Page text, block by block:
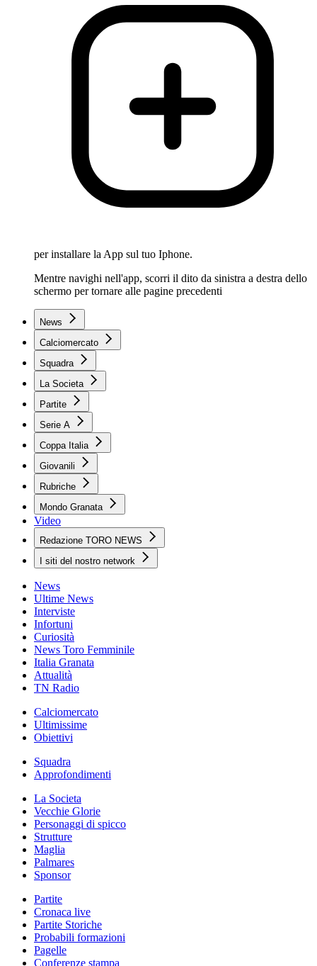
per installare la App sul tuo Iphone.
Mentre navighi nell'app, scorri il dito da sinistra a destra dello
schermo per tornare alle pagine precedenti
News
Calciomercato
Squadra
La Societa
Partite
Serie A
Coppa Italia
Giovanili
Rubriche
Mondo Granata
Video
Redazione TORO NEWS
I siti del nostro network
News
Ultime News
Interviste
Infortuni
Curiosità
News Toro Femminile
Italia Granata
Attualità
TN Radio
Calciomercato
Ultimissime
Obiettivi
Squadra
Approfondimenti
La Societa
Vecchie Glorie
Personaggi di spicco
Strutture
Maglia
Palmares
Sponsor
Partite
Cronaca live
Partite Storiche
Probabili formazioni
Pagelle
Conferenze stampa